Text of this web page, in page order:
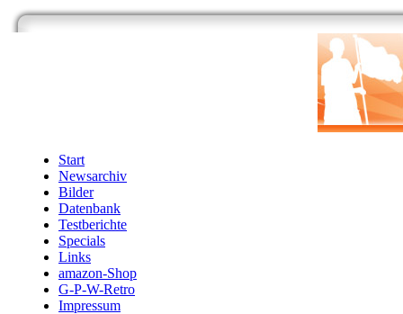
Start
Newsarchiv
Bilder
Datenbank
Testberichte
Specials
Links
amazon-Shop
G-P-W-Retro
Impressum